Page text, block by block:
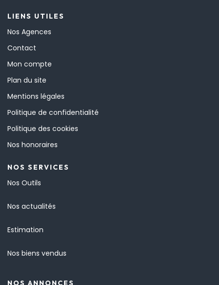
LIENS UTILES
Nos Agences
Contact
Mon compte
Plan du site
Mentions légales
Politique de confidentialité
Politique des cookies
Nos honoraires
NOS SERVICES
Nos Outils
Nos actualités
Estimation
Nos biens vendus
NOS ANNONCES